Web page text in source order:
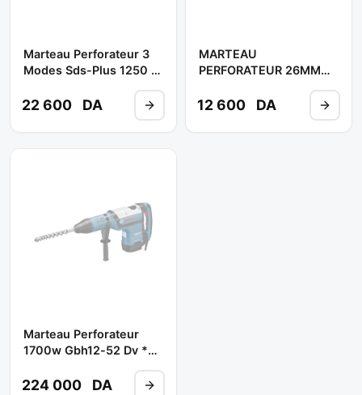
Marteau Perforateur 3
Modes Sds-Plus 1250 W
STHR323K ** STANLEY
22 600 DA
MARTEAU
PERFORATEUR 26MM
CROWN
12 600 DA
Marteau Perforateur
1700w Gbh12-52 Dv **
224 000 DA